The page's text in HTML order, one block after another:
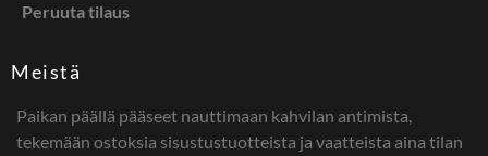
Peruuta tilaus
Meistä
Paikan päällä pääseet nauttimaan kahvilan antimista,
tekemään ostoksia sisustustuotteista ja vaatteista aina tilan